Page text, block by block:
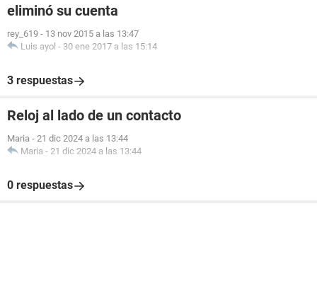
eliminó su cuenta
rey_619 - 13 nov 2015 a las 13:47
Luis ayol - 30 ene 2017 a las 15:14
3 respuestas
Reloj al lado de un contacto
Maria - 21 dic 2024 a las 13:44
Maria - 21 dic 2024 a las 13:44
0 respuestas